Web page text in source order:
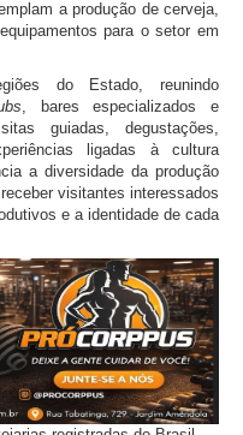
a produção de cerveja,
para o setor em
do Estado, reunindo
, bares especializados e
guiadas, degustações,
ligadas à cultura
a diversidade da produção
visitantes interessados
e a identidade de cada